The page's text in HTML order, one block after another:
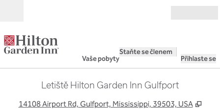
Vaše pobyty
Staňte se členem
Přihlaste se
Letiště Hilton Garden Inn Gulfport
14108 Airport Rd, Gulfport, Mississippi, 39503, USA ,